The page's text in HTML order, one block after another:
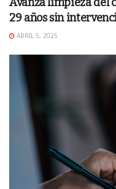
Avanza limpieza del
29 años sin
ABRIL 5, 2025